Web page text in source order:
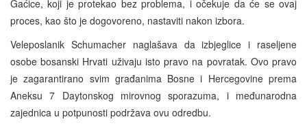
Gaćice, koji je protekao bez problema, i očekuje da će se ovaj
proces, kao što je dogovoreno, nastaviti nakon izbora.
Veleposlanik Schumacher naglašava da izbjeglice i raseljene
osobe bosanski Hrvati uživaju isto pravo na povratak. Ovo pravo
je zagarantirano svim građanima Bosne i Hercegovine prema
Aneksu 7 Daytonskog mirovnog sporazuma, i međunarodna
zajednica u potpunosti podržava ovu odredbu.